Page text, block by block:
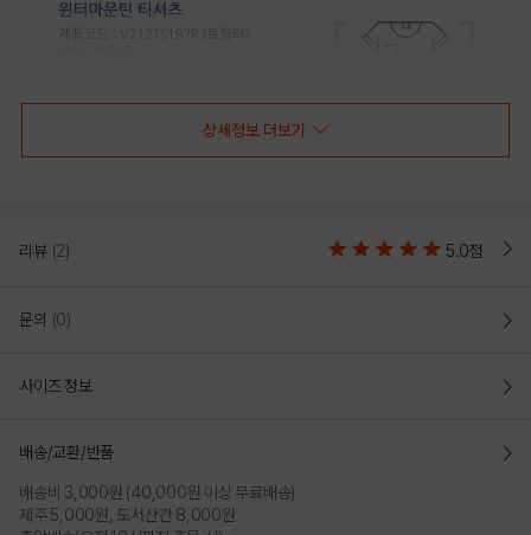
상세정보 더보기
리뷰 (2) 5.0점
문의 (0)
사이즈 정보
배송/교환/반품
배송비 3,000원 (40,000원 이상 무료배송)
제주 5,000원, 도서산간 8,000원